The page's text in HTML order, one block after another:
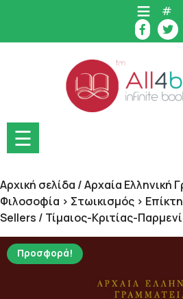
content
#
☰
Αρχική σελίδα /Αρχαία Ελληνική
Φιλοσοφία > Στωικισμός >
Sellers / Τίμαιος-Κριτίας-
Προσφορά!